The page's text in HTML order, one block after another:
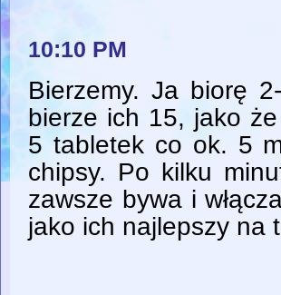
10:10 PM
Bierzemy. Ja biorę
bierze ich 15, jako
5 tabletek co ok. 5
chipsy. Po kilku
zawsze bywa i
jako ich najlepszy na